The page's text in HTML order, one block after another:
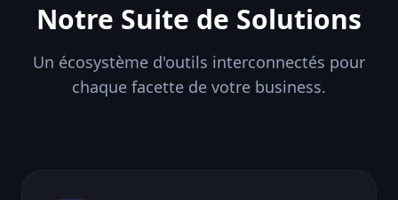
Notre Suite de Solutions
Un écosystème d'outils interconnectés pour
chaque facette de votre business.